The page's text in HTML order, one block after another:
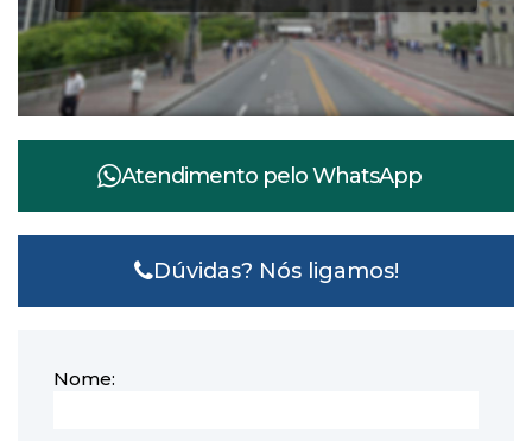
Atendimento peloWhatsApp
Dúvidas? Nós ligamos!
Nome: